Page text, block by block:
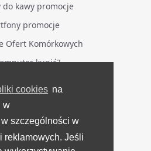
cookies na
w
w szczególności w
reklamowych. Jeśli
do kawy promocje
promocje
Ofert Komórkowych
kupić?
BIEŻĄCO
Facebook
Videotestów